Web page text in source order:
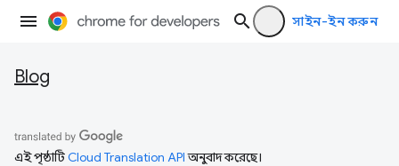
সাইন-ইন করুন
Blog
এই পৃষ্ঠাটিCloud Translation APIঅনুবাদ করেছে।